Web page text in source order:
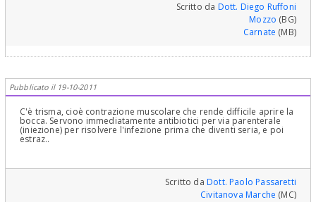
Scritto da Dott. Diego Ruffoni
Mozzo (BG)
Carnate (MB)
Pubblicato il 19-10-2011
C'è trisma, cioè contrazione muscolare che rende difficile aprire la
bocca. Servono immediatamente antibiotici per via parenterale
(iniezione) per risolvere l'infezione prima che diventi seria, e poi
estraz..
Scritto daDott. Paolo Passaretti
Civitanova Marche (MC)